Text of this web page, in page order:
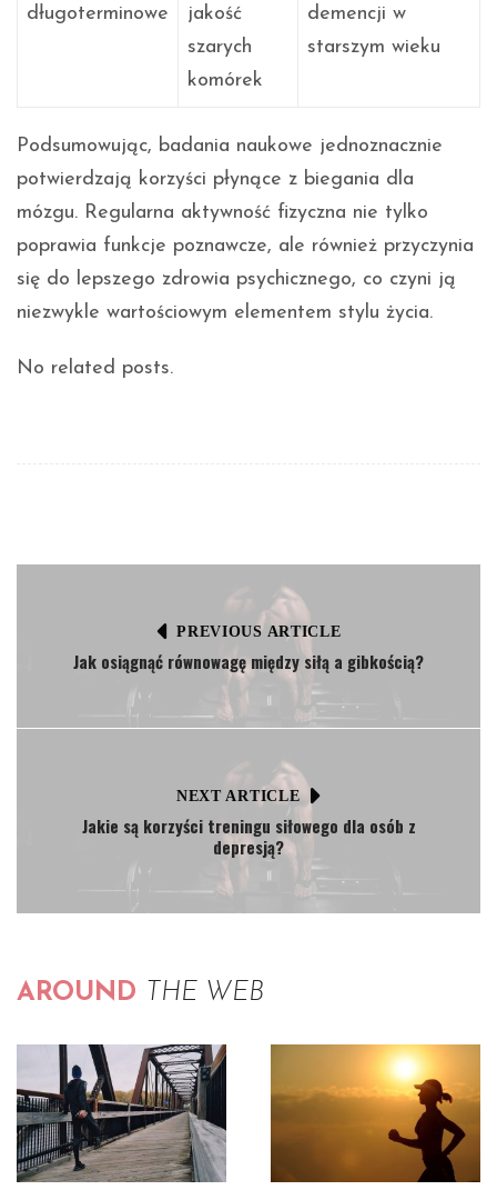
długoterminowe
jakość
szarych
komórek
demencji w
starszym wieku
Podsumowując, badania naukowe jednoznacznie
potwierdzają korzyści płynące z biegania dla
mózgu. Regularna aktywność fizyczna nie tylko
poprawia funkcje poznawcze, ale również przyczynia
się do lepszego zdrowia psychicznego, co czyni ją
niezwykle wartościowym elementem stylu życia.
No related posts.
PREVIOUS ARTICLE
Jak osiągnąć równowagę między siłą a gibkością?
NEXT ARTICLE
Jakie są korzyści treningu siłowego dla osób z
depresją?
AROUND THE WEB